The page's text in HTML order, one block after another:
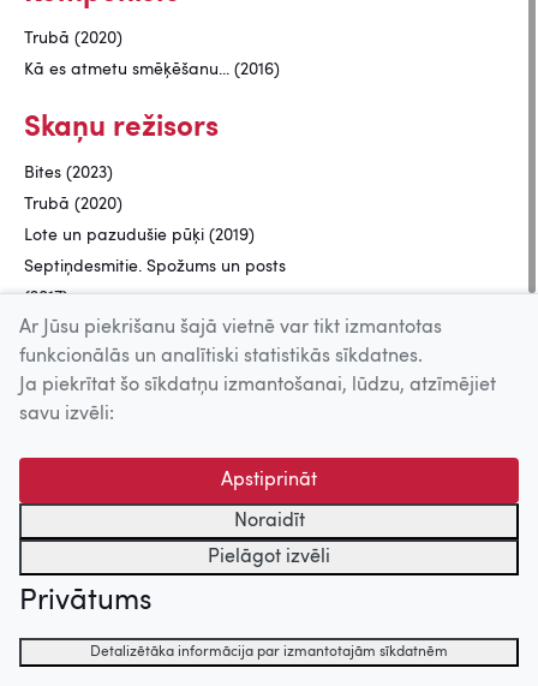
Trubā (2020)
Kā es atmetu smēķēšanu... (2016)
Skaņu režisors
Bites (2023)
Trubā (2020)
Lote un pazudušie pūķi (2019)
Septiņdesmitie. Spožums un posts
(2017)
Kā es atmetu smēķēšanu... (2016)
Sešdesmitie. Sākums (2015)
Zelta zirgs (2014)
Seja (2014)
Segvārds Vientulis (2014)
Nāc ar mani padejot (2014)
Norīt krupi (2010)
Joka pēc Alfabēts (2010)
Pēdējais Lāčplēsis (2010)
Ar Jūsu piekrišanu šajā vietnē var tikt izmantotas
funkcionālās un analītiski statistikās sīkdatnes.
Ja piekrītat šo sīkdatņu izmantošanai, lūdzu, atzīmējiet
savu izvēli:
Apstiprināt
Noraidīt
Pielāgot izvēli
Privātums
Detalizētāka informācija par izmantotajām sīkdatnēm